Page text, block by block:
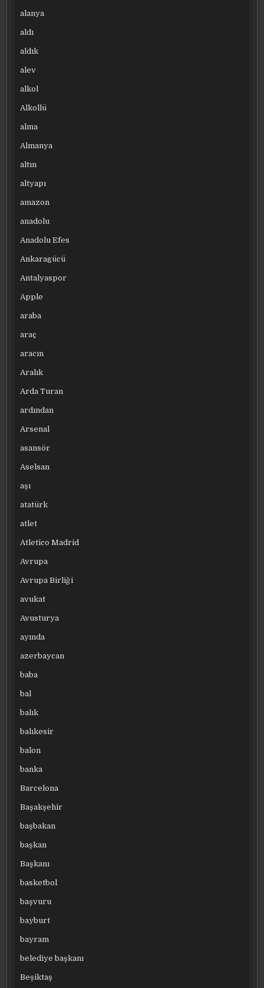
alanya
aldı
aldık
alev
alkol
Alkollü
alma
Almanya
altın
altyapı
amazon
anadolu
Anadolu Efes
Ankaragücü
Antalyaspor
Apple
araba
araç
aracın
Aralık
Arda Turan
ardından
Arsenal
asansör
Aselsan
aşı
atatürk
atlet
Atletico Madrid
Avrupa
Avrupa Birliği
avukat
Avusturya
ayında
azerbaycan
baba
bal
balık
balıkesir
balon
banka
Barcelona
Başakşehir
başbakan
başkan
Başkanı
basketbol
başvuru
bayburt
bayram
belediye başkanı
Beşiktaş